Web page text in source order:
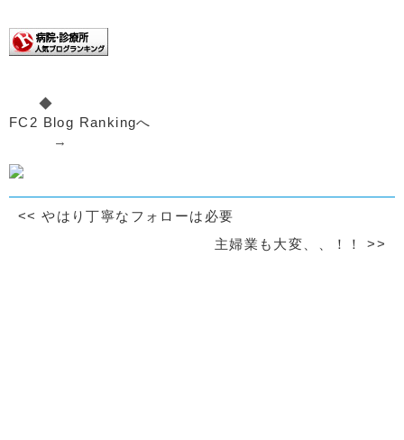
◆
FC2 Blog Rankingへ
→
<< やはり丁寧なフォローは必要
主婦業も大変、、！！>>